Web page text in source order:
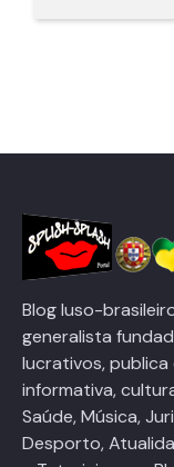
Blog luso-
generalista
lucrativos,
informativa,
Saúde, Música,
Desporto,